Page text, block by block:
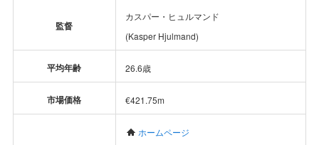
監督
カスパー・ヒュルマンド
(Kasper Hjulmand)
平均年齢 26.6歳
市場価格 €421.75m
ホームページ